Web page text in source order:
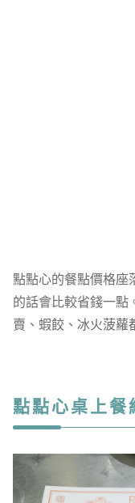
點點心的餐點價格座
的話會比較省錢一點
賣、蝦餃、冰火菠蘿
點點心桌上餐